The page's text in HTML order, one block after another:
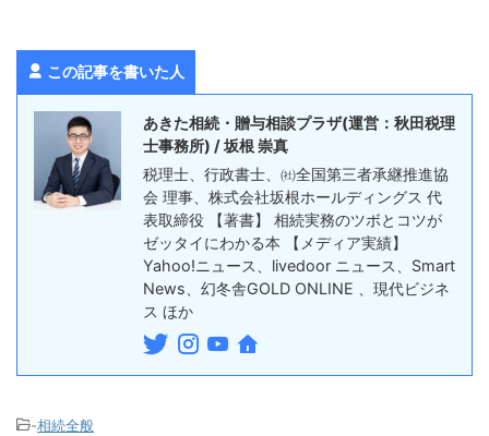
この記事を書いた人
あきた相続・贈与相談プラザ(運営：秋田税理
士事務所) / 坂根 崇真
税理士、行政書士、㈳全国第三者承継推進協
会 理事、株式会社坂根ホールディングス 代
表取締役 【著書】 相続実務のツボとコツが
ゼッタイにわかる本 【メディア実績】
Yahoo!ニュース、livedoor ニュース、Smart
News、幻冬舎GOLD ONLINE 、現代ビジネ
ス ほか
-相続全般